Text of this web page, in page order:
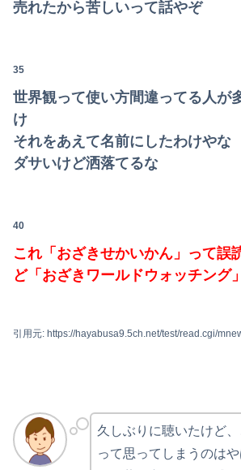
売れたから苦しいって話やぞ
35
世界観って使い方間違ってる人が
け
それをあえて名前にしたわけやな
ダサいけど洒落てるな
40
これ「おざきせかいかん」って誤
ど「おざきワールドウォッチング
引用元: https://hayabusa9.5ch.net/test/read.cgi/
久しぶりに聴いたけど
って思ってしまうのは